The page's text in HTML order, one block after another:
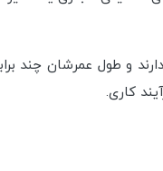
و طول عمرشان چند
کاری.